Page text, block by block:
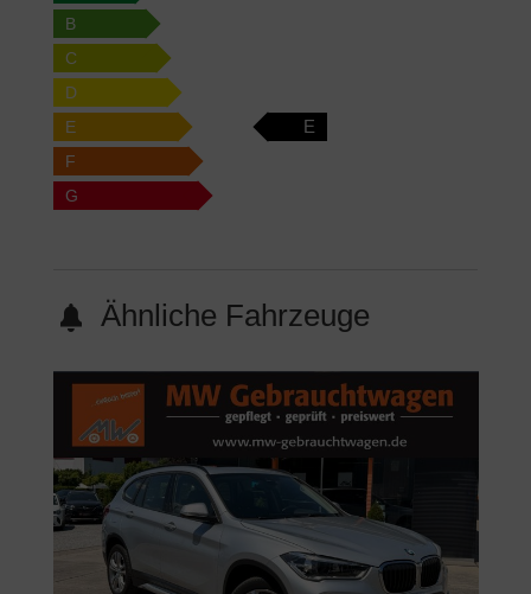
B
C
D
E
E
F
G
Ähnliche Fahrzeuge